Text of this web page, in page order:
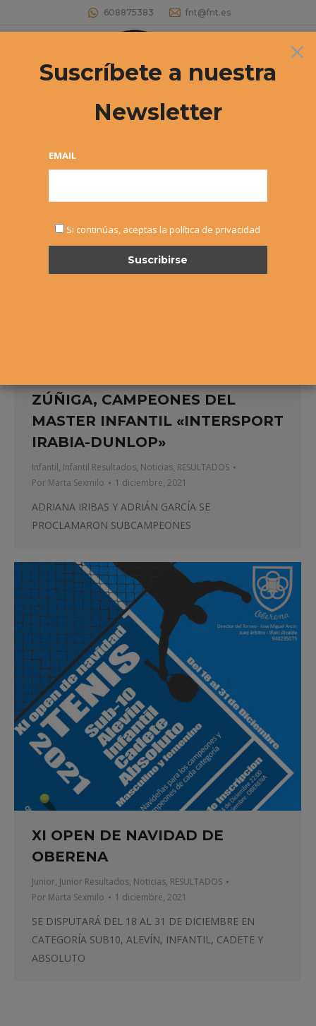
608875383 fnt@fnt.es
Buscar:
Archivos diarios: 1 diciembre, 2021
ZÚÑIGA, CAMPEONES DEL
MASTER INFANTIL «INTERSPORT
IRABIA-DUNLOP»
Infantil, Infantil Resultados, Noticias, RESULTADOS
Por Marta Sexmilo 1 diciembre, 2021
ADRIANA IRIBAS Y ADRIÁN GARCÍA SE
PROCLAMARON SUBCAMPEONES
XI OPEN DE NAVIDAD DE
OBERENA
Junior, Junior Resultados, Noticias, RESULTADOS
Por Marta Sexmilo 1 diciembre, 2021
SE DISPUTARÁ DEL 18 AL 31 DE DICIEMBRE EN
CATEGORÍA SUB10, ALEVÍN, INFANTIL, CADETE Y
ABSOLUTO
×
Suscríbete a nuestra
Newsletter
EMAIL
Si continúas, aceptas la política de privacidad